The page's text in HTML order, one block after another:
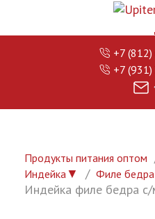
+7
+7
Продукты питания оптом
Индейка▼ Филе
Индейка филе бедра